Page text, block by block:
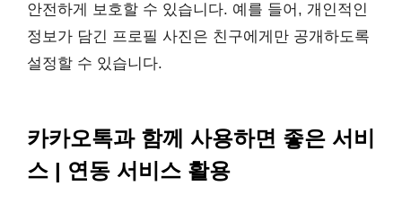
안전하게 보호할 수 있습니다. 예를 들어, 개인적인
정보가 담긴 프로필 사진은 친구에게만 공개하도록
설정할 수 있습니다.
카카오톡과 함께 사용하면 좋은 서비
스 | 연동 서비스 활용